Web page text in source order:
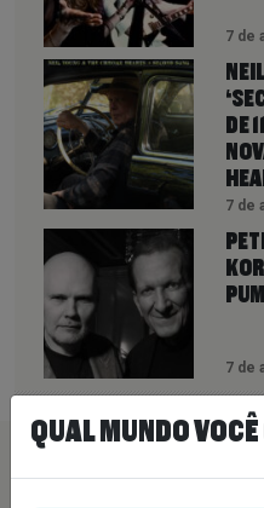
7 de
DE
7 de
7 de
PEÇA SUA
QUAL MUNDO